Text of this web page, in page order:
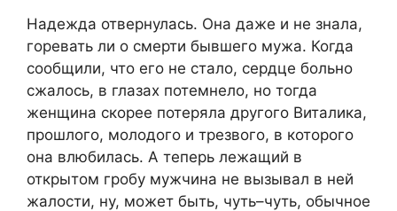
Надежда отвернулась. Она даже и не знала,
горевать ли о смерти бывшего мужа. Когда
сообщили, что его не стало, сердце больно
сжалось, в глазах потемнело, но тогда
женщина скорее потеряла другого Виталика,
прошлого, молодого и трезвого, в которого
она влюбилась. А теперь лежащий в
открытом гробу мужчина не вызывал в ней
жалости, ну, может быть, чуть–чуть, обычное